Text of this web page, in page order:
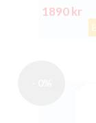
1890 kr